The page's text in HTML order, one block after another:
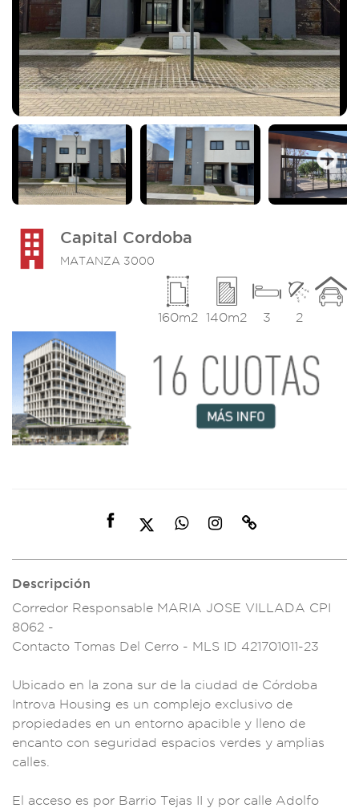
Next
Capital Cordoba
MATANZA 3000
2
3
140m2
160m2
Descripción
Corredor Responsable MARIA JOSE VILLADA CPI
8062 -
Contacto Tomas Del Cerro - MLS ID 421701011-23
Ubicado en la zona sur de la ciudad de Córdoba
Introva Housing es un complejo exclusivo de
propiedades en un entorno apacib le y lleno de
encanto con seguridad espacios verdes y amplias
calles.
El acceso es por Barrio Tejas II y por calle Adolfo